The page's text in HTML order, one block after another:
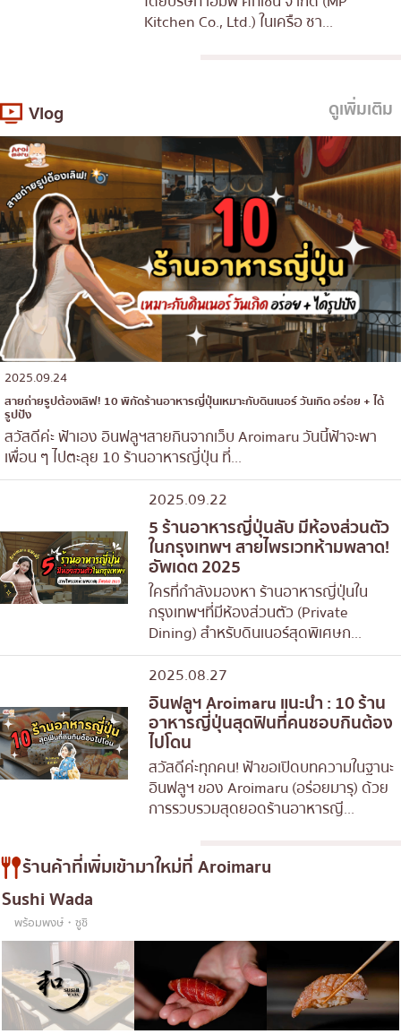
Kitchen Co., Ltd.) ในเครือ ซา...
Vlog ดูเพิ่มเติม
2025.09.24
สายถ่ายรูปต้องเลิฟ! 10 พิกัดร้านอาหารญี่ปุ่นเหมาะกับดินเนอร์ วันเกิด อร่อย + ได้
รูปปัง
สวัสดีค่ะ ฟ้าเอง อินฟลูฯสายกินจากเว็บ Aroimaru วันนี้ฟ้าจะพา
เพื่อน ๆ ไปตะลุย 10 ร้านอาหารญี่ปุ่น ที่...
2025.09.22
5 ร้านอาหารญี่ปุ่นลับ มีห้องส่วนตัว
ในกรุงเทพฯ สายไพรเวทห้ามพลาด!
อัพเดต 2025
ใครที่กำลังมองหา ร้านอาหารญี่ปุ่นใน
กรุงเทพฯที่มีห้องส่วนตัว (Private
Dining) สำหรับดินเนอร์สุดพิเศษก...
2025.08.27
อินฟลูฯ Aroimaru แนะนำ : 10 ร้าน
อาหารญี่ปุ่นสุดฟินที่คนชอบกินต้อง
ไปโดน
สวัสดีค่ะทุกคน! ฟ้าขอเปิดบทความในฐานะ
อินฟลูฯ ของ Aroimaru (อร่อยมารุ) ด้วย
การรวบรวมสุดยอดร้านอาหารญี...
ร้านค้าที่เพิ่มเข้ามาใหม่ที่ Aroimaru
Sushi Wada
พร้อมพงษ์・ซูชิ